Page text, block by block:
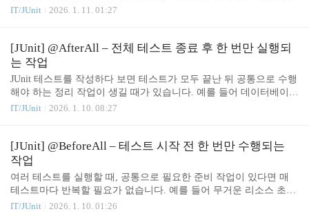
을 구성합니다. 2. JUnit5 TestSuite ..
것이 원칙입니다.하지만 실제 현업 환경에서는 순서가 필요한 경우
니다.이럴 때 사용하는 기능이 바로 @TestMethodOrder입니다. 1. @T
estMethodOrder란?@TestMethodOrder는 테스트 메서드의 실행 순서
를 지정하는 애너테이션입니다.JUnit5에서는 순서 전략을 지정하는
방식으로 작동합니다.대표적인 두 가지 전략MethodOrderer.OrderAn
notation — 개발자가 직접 숫자로 순서 지정MethodOrderer..
IT/JUnit 2026. 1. 11. 01:27
[JUnit] @AfterAll – 전체 테스트 종료 후 한 번만 실행되
는 작업
JUnit 테스트를 작성하다 보면 테스트가 모두 끝난 뒤 공통으로 수행
해야 하는 정리 작업이 생길 때가 있습니다. 예를 들어 데이터베이스
연결 해제, 외부 리소스 종료, 임시 파일 삭제 같은 작업입니다. 이런
기능을 제공합니다.이 글에서는 @AfterAll의 역할과 사용법, 주의할
점을 초보자도 이해하기 쉽게 정리합니다. 1. @AfterAll이란?@After
All이 붙은 메서드는 테스트 클래스의 모든 테스트가 끝난 후 한 번
만 실행되는 정리 코드입니다.보통 @BeforeAll에서 열어둔 리소스
를 종료하거나 테스트 전체가 끝날 때 해야 할 마무리 작업에 사용
됩..
IT/JUnit 2026. 1. 10. 08:27
[JUnit] @BeforeAll – 테스트 시작 전 한 번만 수행되는
작업
여러 테스트를 실행할 때, 공통으로 필요한 준비 작업이 있다면 매
테스트마다 반복할 필요가 없습니다. 예를 들어 무거운 리소스 초기
화, DB 연결 설정, 환경 설정 로드처럼 비용이 큰 작업이라면 한 번
IT/JUnit 2026. 1. 10. 01:26